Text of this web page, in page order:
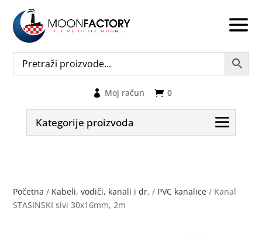
0
Moj račun
Kategorije proizvoda
Početna / Kabeli, vodiči, kanali i dr. / PVC kanalice / Kanal
STASINSKI sivi 30x16mm, 2m